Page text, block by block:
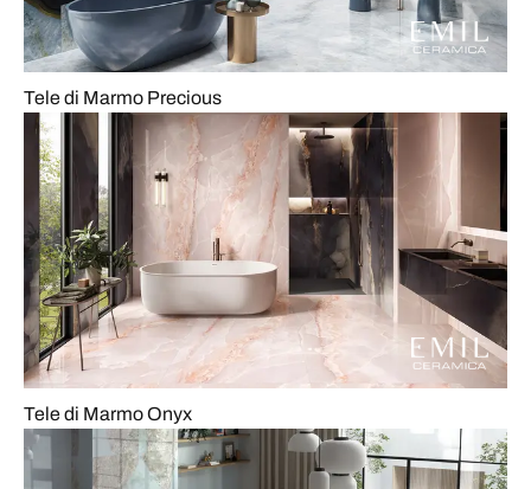
Tele di Marmo Precious
Tele di Marmo Onyx